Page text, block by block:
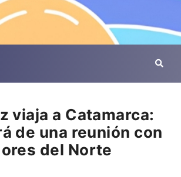
viaja a Catamarca:
de una reunión con
del Norte